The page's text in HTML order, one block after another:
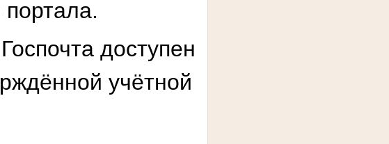
портала.
доступен
учётной